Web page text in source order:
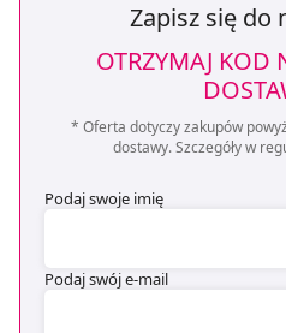
Zapisz się do
OTRZYMAJ KOD
* Oferta dotyczy zakupów
dostawy. Szczegóły w
Podaj swoje imię
Podaj swój e-mail